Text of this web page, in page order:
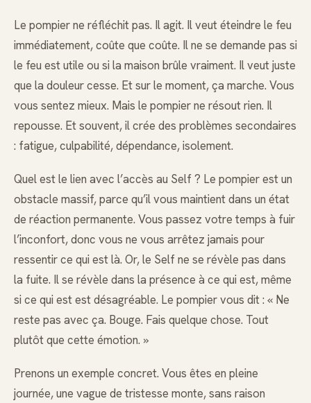
Le pompier ne réfléchit pas. Il agit. Il veut éteindre le feu
immédiatement, coûte que coûte. Il ne se demande pas si
le feu est utile ou si la maison brûle vraiment. Il veut juste
que la douleur cesse. Et sur le moment, ça marche. Vous
vous sentez mieux. Mais le pompier ne résout rien. Il
repousse. Et souvent, il crée des problèmes secondaires
: fatigue, culpabilité, dépendance, isolement.
Quel est le lien avec l’accès au Self ? Le pompier est un
obstacle massif, parce qu’il vous maintient dans un état
de réaction permanente. Vous passez votre temps à fuir
l’inconfort, donc vous ne vous arrêtez jamais pour
ressentir ce qui est là. Or, le Self ne se révèle pas dans
la fuite. Il se révèle dans la présence à ce qui est, même
si ce qui est est désagréable. Le pompier vous dit : « Ne
reste pas avec ça. Bouge. Fais quelque chose. Tout
plutôt que cette émotion. »
Prenons un exemple concret. Vous êtes en pleine
journée, une vague de tristesse monte, sans raison